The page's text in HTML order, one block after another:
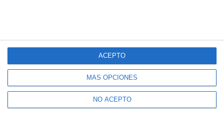
MÁS OPCIONES
NO ACEPTO
ACEPTO